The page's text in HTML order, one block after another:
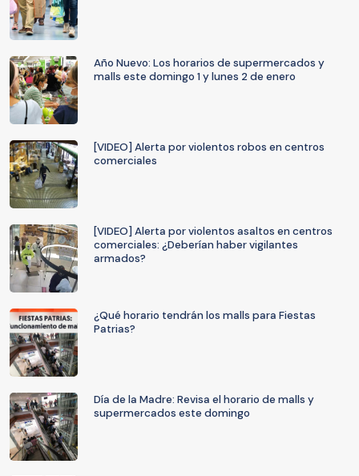
Año Nuevo: Los horarios de supermercados y
malls este domingo 1 y lunes 2 de enero
[VIDEO] Alerta por violentos robos en centros
comerciales
[VIDEO] Alerta por violentos asaltos en centros
comerciales: ¿Deberían haber vigilantes
armados?
¿Qué horario tendrán los malls para Fiestas
Patrias?
Día de la Madre: Revisa el horario de malls y
supermercados este domingo